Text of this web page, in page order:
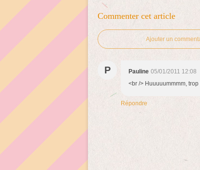
Commenter cet article
Ajouter un
P Pauline 05/01/2011 12:08
<br /> Huuuuummmm,
Répondre